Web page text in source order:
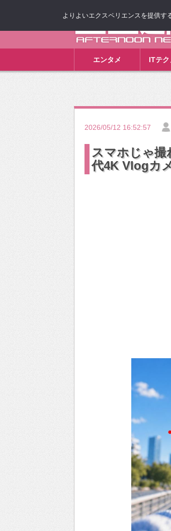
エンタメ ITテ
2026/05/12 16:52:57
スマホじゃ撮
代4K Vlogカ
よりよいエクスペリエンスを提供